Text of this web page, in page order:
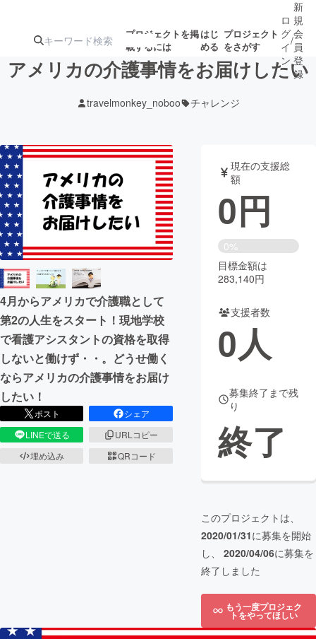
プロジェクトを掲
載するには
はじ
める
プロジェクト
をさがす
アート・写真
テクノロジー・ガジェット ゲーム・サ
映像・映画 書籍・雑誌
ビジネス・起業 チャレンジ
まちづくり・地域活性化
CAMPFIRE for Social Good
CAMPFIRE Creation
CAMPFIREふるさと納税machi-ya コミュニティ
ロ
グ
イ
ン
/
新
規
会
員
登
録
アメリカの介護事情をお届けしたい
travelmonkey_noboo チャレンジ
4月からアメリカで介護職として
第2の人生をスタート！現地学校
で看護アシスタントの資格を取得
しないと働けず・・。どうせ働く
ならアメリカの介護事情をお届け
したい！
ポスト
シェア
LINEで送る
URLコピー
埋め込み
QRコード
現在の支援総
額
0円
0%
目標金額は
283,140円
支援者数
0人
募集終了まで残
り
終了
このプロジェクトは、
2020/01/31に募集を開始
し、 2020/04/06に募集を
終了しました
もう一度プロジェク
トをやってほしい